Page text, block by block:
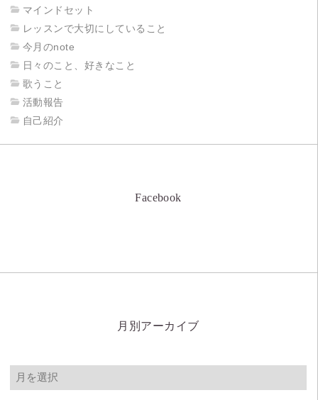
マインドセット
レッスンで大切にしていること
今月のnote
日々のこと、好きなこと
歌うこと
活動報告
自己紹介
Facebook
月別アーカイブ